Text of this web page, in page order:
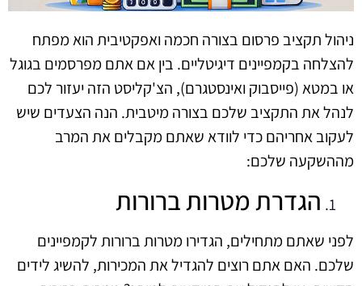
ניהול תקציב פרסום בצורה חכמה ואפקטיבית הוא מפתח
להצלחה בקמפיינים דיגיטליים. בין אם אתם מפרסמים בגוגל
או במטא (פייסבוק ואינסטגרם), הצ'קליסט הזה יעזור לכם
לנהל את התקציב שלכם בצורה מיטבית. הנה הצעדים שיש
לעקוב אחריהם כדי לוודא שאתם מקבלים את המרב
מההשקעה שלכם:
הגדרת מטרות ברורות
לפני שאתם מתחילים, הגדירו מטרות ברורות לקמפיינים
שלכם. האם אתם רוצים להגדיל את המכירות, להשיג לידים